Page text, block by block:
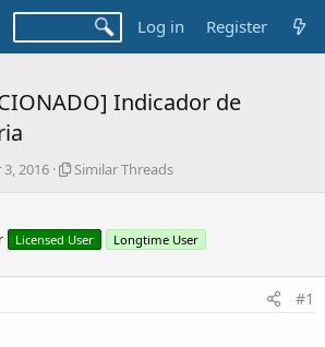
Log in Register
Indicador de
2016
S
l
r
Similar Threads
Licensed User Longtime User
#1